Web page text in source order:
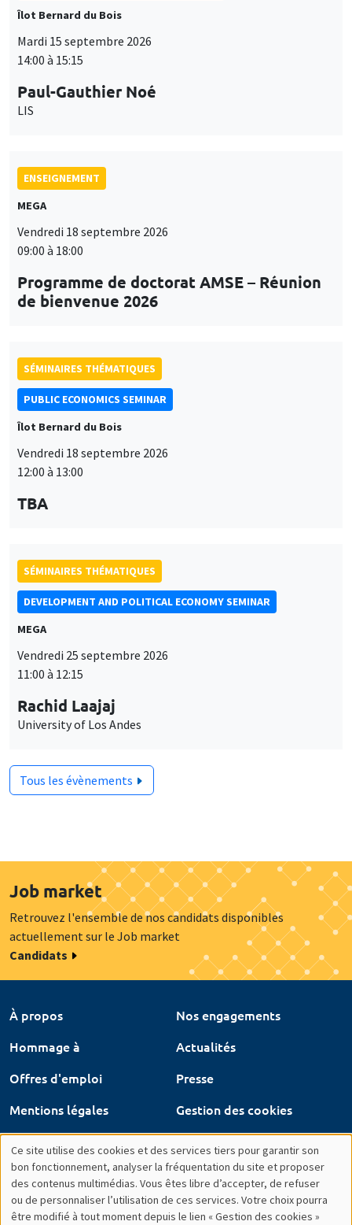
Îlot Bernard du Bois
Mardi 15 septembre 2026
14:00 à 15:15
Paul-Gauthier Noé
LIS
ENSEIGNEMENT
MEGA
Vendredi 18 septembre 2026
09:00 à 18:00
Programme de doctorat AMSE – Réunion
de bienvenue 2026
SÉMINAIRES THÉMATIQUES
PUBLIC ECONOMICS SEMINAR
Îlot Bernard du Bois
Vendredi 18 septembre 2026
12:00 à 13:00
TBA
SÉMINAIRES THÉMATIQUES
DEVELOPMENT AND POLITICAL ECONOMY SEMINAR
MEGA
Vendredi 25 septembre 2026
11:00 à 12:15
Rachid Laajaj
University of Los Andes
Tous les évènements
Job market
Retrouvez l'ensemble de nos candidats disponibles
actuellement sur le Job market
Candidats
À propos
Nos engagements
Hommage à
Actualités
Offres d'emploi
Presse
Mentions légales
Gestion des cookies
Intranet
Utilisation
des
Ce site utilise des cookies et des services tiers pour garantir son
bon fonctionnement, analyser la fréquentation du site et proposer
des contenus multimédias. Vous êtes libre d’accepter, de refuser
ou de personnaliser l’utilisation de ces services. Votre choix pourra
être modifié à tout moment depuis le lien « Gestion des cookies »